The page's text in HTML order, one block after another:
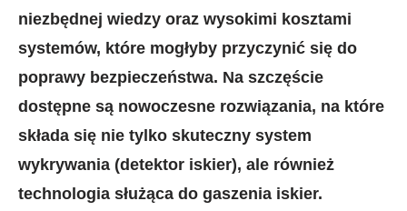
niezbędnej wiedzy oraz wysokimi kosztami
systemów, które mogłyby przyczynić się do
poprawy bezpieczeństwa. Na szczęście
dostępne są nowoczesne rozwiązania, na które
składa się nie tylko skuteczny system
wykrywania (detektor iskier), ale również
technologia służąca do gaszenia iskier.